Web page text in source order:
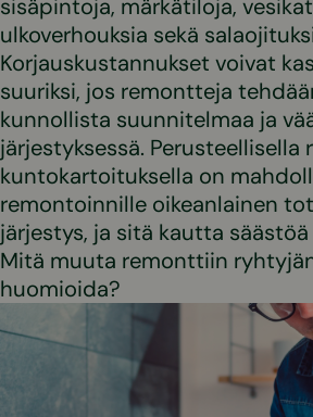
sisäpintoja, märkätiloja,
ulkoverhouksia sekä
Korjauskustannukset voivat
suuriksi, jos remontteja
kunnollista suunnitelmaa ja
järjestyksessä. Perusteellisella
kuntokartoituksella on
remontoinnille oikeanlainen
järjestys, ja sitä kautta
Mitä muuta remonttiin
huomioida?